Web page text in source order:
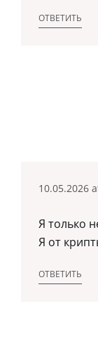
ОТВЕТИТЬ
10.05.2026
Я только
Я от
ОТВЕТИТЬ